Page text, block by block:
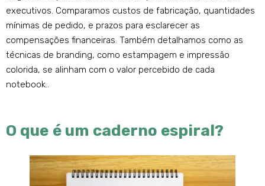
executivos. Comparamos custos de fabricação, quantidades
mínimas de pedido, e prazos para esclarecer as
compensações financeiras. Também detalhamos como as
técnicas de branding, como estampagem e impressão
colorida, se alinham com o valor percebido de cada
notebook..
O que é um caderno espiral?